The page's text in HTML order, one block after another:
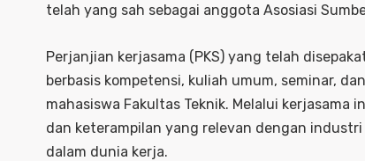
telah yang sah sebagai anggota Asosiasi
Perjanjian kerjasama (PKS) yang telah
berbasis kompetensi, kuliah umum, seminar,
mahasiswa Fakultas Teknik. Melalui kerjasama
dan keterampilan yang relevan dengan
dalam dunia kerja.